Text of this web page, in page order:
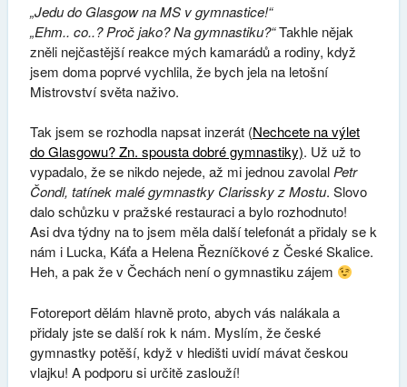
„Jedu do Glasgow na MS v gymnastice!“
„Ehm.. co..? Proč jako? Na gymnastiku?“Takhle nějak
zněli nejčastější reakce mých kamarádů a rodiny, když
jsem doma poprvé vychlila, že bych jela na letošní
Mistrovství světa naživo.
Tak jsem se rozhodla napsat inzerát (Nechcete na výlet
do Glasgowu? Zn. spousta dobré gymnastiky). Už už to
vypadalo, že se nikdo nejede, až mi jednou zavolal Petr
Čondl, tatínek malé gymnastky Clarissky z Mostu. Slovo
dalo schůzku v pražské restauraci a bylo rozhodnuto!
Asi dva týdny na to jsem měla další telefonát a přidaly se k
nám i Lucka, Káťa a Helena Řezníčkové z České Skalice.
Heh, a pak že v Čechách není o gymnastiku zájem
Fotoreport dělám hlavně proto, abych vás nalákala a
přidaly jste se další rok k nám. Myslím, že české
gymnastky potěší, když v hledišti uvidí mávat českou
vlajku! A podporu si určitě zaslouží!